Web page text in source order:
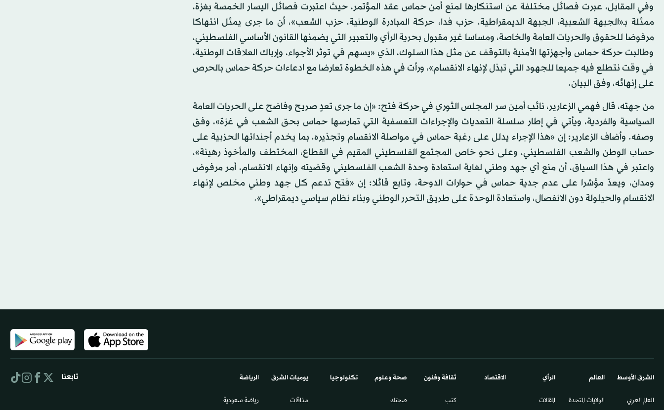
وفي المقابل، عبرت فصائل مختلفة عن استنكارها لمنع أمن حماس عقد المؤتمر، حيث اعتبرت فصائل اليسار الخمسة بغزة،
ممثلة بـ«الجبهة الشعبية، الجبهة الديمقراطية، حزب فدا، حركة المبادرة الوطنية، حزب الشعب»، أن ما جرى يمثل انتهاكا
مرفوضا للحقوق والحريات العامة والخاصة، ومساسا غير مقبول بحرية الرأي والتعبير التي يضمنها القانون الأساسي الفلسطيني،
وطالبت حركة حماس وأجهزتها الأمنية بالتوقف عن مثل هذا السلوك، الذي «يسهم في توثر الأجواء، وإرباك العلاقات الوطنية،
في وقت نتطلع فيه جميعا للجهود التي تبذل لإنهاء الانقسام»، ورأت في هذه الخطوة تعارضا مع ادعاءات حركة حماس بالحرص
على إنهائه، وفق البيان.
من جهته، قال فهمي الزعارير، نائب أمين سر المجلس الثوري في حركة فتح: «إن ما جرى تعدٍ صريح وفاضح على الحريات العامة
السياسية والفردية، ويأتي في إطار سلسلة التعديات والإجراءات التعسفية التي تمارسها حماس بحق الشعب في غزة»، وفق
وصفه. وأضاف الزعارير: إن «هذا الإجراء يدلل على رغبة حماس في مواصلة الانقسام وتجذيره، بما يخدم أجنداتها الحزبية على
حساب الوطن والشعب الفلسطيني، وعلى نحو خاص المجتمع الفلسطيني المقيم في القطاع، المختطف والمأخوذ رهينة»،
واعتبر في هذا السياق، أن منع أي جهد وطني لغاية استعادة وحدة الشعب الفلسطيني وقضيته وإنهاء الانقسام، أمر مرفوض
ومدان، ويعدّ مؤشرا على عدم جدية حماس في حوارات الدوحة، وتابع قائلا: إن «فتح تدعم كل جهد وطني مخلص لإنهاء
الانقسام والحيلولة دون الانفصال، واستعادة الوحدة على طريق التحرر الوطني وبناء نظام سياسي ديمقراطي».
الشرق الأوسط​
العالم العربي
العالم
الولايات المتحدة
الرأي
المقالات
الاقتصاد ثقافة وفنون
كتب
صحة وعلوم
صحتك
تكنولوجيا يوميات الشرق​
مذاقات
الرياضة
رياضة سعودية
تابعنا